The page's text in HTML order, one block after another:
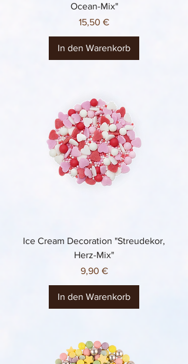
Ocean-Mix"
Preis
15,50 €
In den Warenkorb
Ice Cream Decoration "Streudekor,
Herz-Mix"
Preis
9,90 €
In den Warenkorb